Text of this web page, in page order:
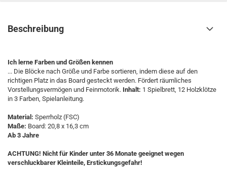
Beschreibung
Ich lerne Farben und Größen kennen
... Die Blöcke nach Größe und Farbe sortieren, indem diese auf den
richtigen Platz in das Board gesteckt werden. Fördert räumliches
Vorstellungsvermögen und Feinmotorik. Inhalt: 1 Spielbrett, 12 Holzklötze
in 3 Farben, Spielanleitung.
Material: Sperrholz (FSC)
Maße: Board: 20,8 x 16,3 cm
Ab 3 Jahre
ACHTUNG! Nicht für Kinder unter 36 Monate geeignet wegen
verschluckbarer Kleinteile, Erstickungsgefahr!